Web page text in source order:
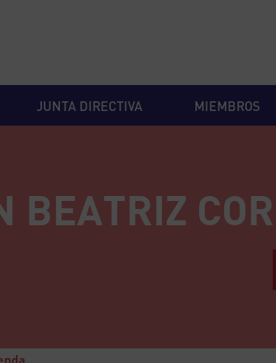
JUNTA DIRECTIVA MIEMBROS
BEATRIZ